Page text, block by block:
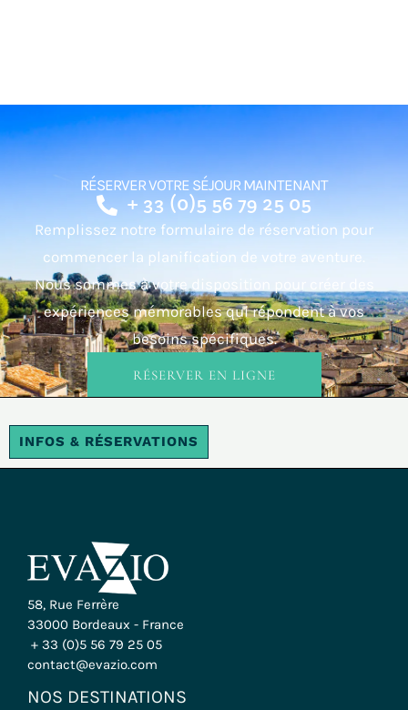
INFOS & RÉSERVATIONS
RÉSERVER VOTRE SÉJOUR MAINTENANT
+ 33 (0)5 56 79 25 05
Remplissez notre formulaire de réservation pour
commencer la planification de votre aventure.
Nous sommes à votre disposition pour créer des
expériences mémorables qui répondent à vos
besoins spécifiques.
RÉSERVER EN LIGNE
58, Rue Ferrère
33000 Bordeaux - France
+ 33 (0)5 56 79 25 05
contact@evazio.com
NOS DESTINATIONS